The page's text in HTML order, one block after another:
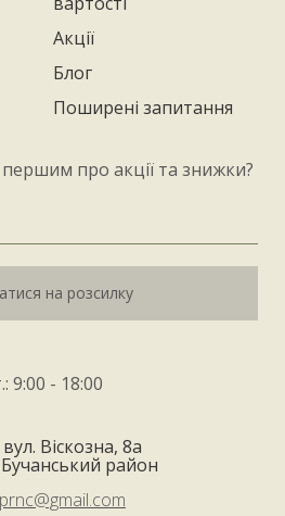
Акції
Блог
Поширені запитання
про акції та знижки?
на розсилку
9:00 - 18:00
Віскозна, 8а
Бучанський район